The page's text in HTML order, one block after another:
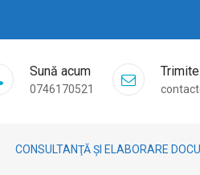
Sună acum
0746170521
CONSULTANŢĂ ȘI ELABORARE